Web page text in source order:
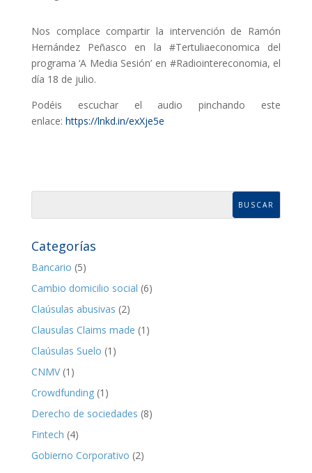
Nos complace compartir la intervención de Ramón
Hernández Peñasco en la #Tertuliaeconomica del
programa ‘A Media Sesión’ en #Radiointereconomia, el
día 18 de julio.
Podéis escuchar el audio pinchando este
enlace: https://lnkd.in/exXje5e
Categorías
Bancario (5)
Cambio domicilio social (6)
Claúsulas abusivas (2)
Clausulas Claims made (1)
Claúsulas Suelo (1)
CNMV(1)
Crowdfunding(1)
Derecho de sociedades (8)
Fintech (4)
Gobierno Corporativo (2)